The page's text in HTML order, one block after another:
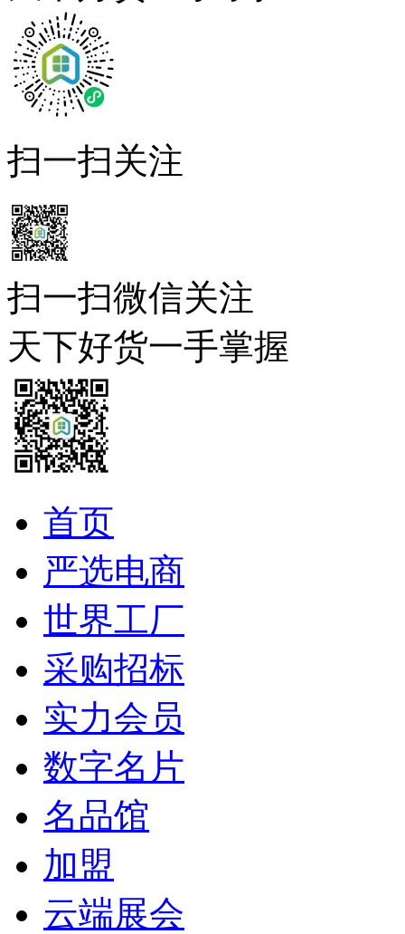
扫一扫关注
扫一扫微信关注
天下好货一手掌握
首页
严选电商
世界工厂
采购招标
实力会员
数字名片
名品馆
加盟
云端展会